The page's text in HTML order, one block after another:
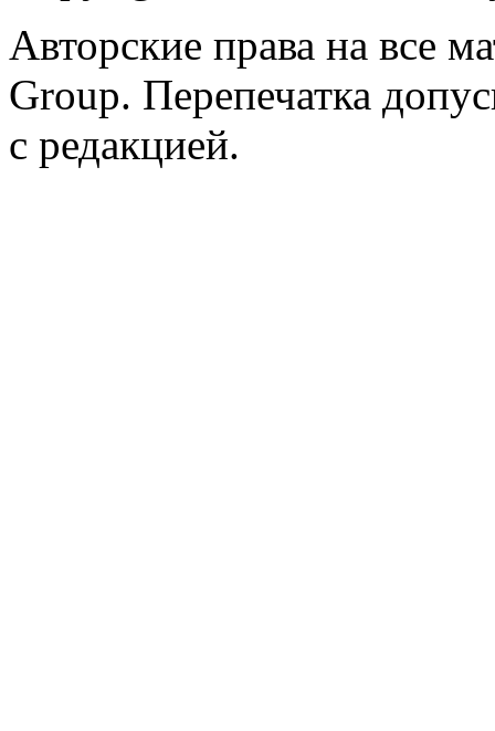
Авторские права на все
Group. Перепечатка
с редакцией.